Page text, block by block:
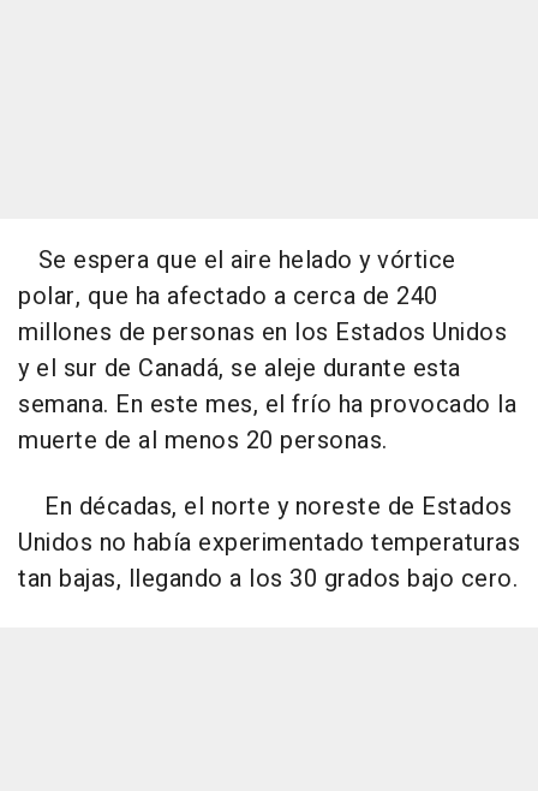
Se espera que el aire helado y vórtice
polar, que ha afectado a cerca de 240
millones de personas en los Estados Unidos
y el sur de Canadá, se aleje durante esta
semana. En este mes, el frío ha provocado la
muerte de al menos 20 personas.
En décadas, el norte y noreste de Estados
Unidos no había experimentado temperaturas
tan bajas, llegando a los 30 grados bajo cero.